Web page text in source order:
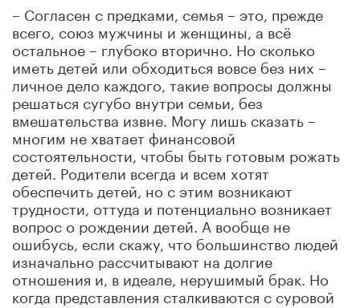
– Согласен с предками, семья – это, прежде
всего, союз мужчины и женщины, а всё
остальное – глубоко вторично. Но сколько
иметь детей или обходиться вовсе без них –
личное дело каждого, такие вопросы должны
решаться сугубо внутри семьи, без
вмешательства извне. Могу лишь сказать –
многим не хватает финансовой
состоятельности, чтобы быть готовым рожать
детей. Родители всегда и всем хотят
обеспечить детей, но с этим возникают
трудности, оттуда и потенциально возникает
вопрос о рождении детей. А вообще не
ошибусь, если скажу, что большинство людей
изначально рассчитывают на долгие
отношения и, в идеале, нерушимый брак. Но
когда представления сталкиваются с суровой